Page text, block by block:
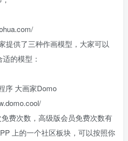
提供了三种作画模型，大家可以
的模型：
序 大画家Domo
费次数，高级版会员免费次数有
上的一个社区板块，可以按照你